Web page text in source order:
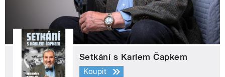
Setkání s Karlem Čapkem
Koupit